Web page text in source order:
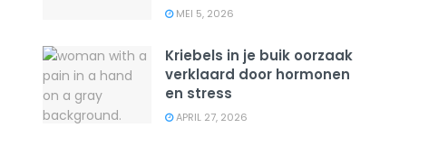
MEI 5, 2026
Kriebels in je buik oorzaak
verklaard door hormonen
en stress
APRIL 27, 2026